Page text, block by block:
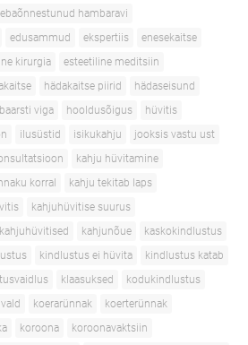
ebaõnnestunud hambaravi
edusammud ekspertiis
enesekaitse
kirurgia
esteetiline meditsiin
hädakaitse piirid
hädaseisund
viga hooldusõigus
hüvitis
ilusüstid isikukahju
jooksis vastu ust
kahju hüvitamine
korral
kahju tekitab laps
kahjuhüvitise suurus
kahjuhüvitised kahjunõue
kaskokindlustus
kindlustus ei hüvita
kindlustus katab
klaasuksed
kodukindlustus
koerarünnak
koerterünnak
koroona
koroonavaktsiin